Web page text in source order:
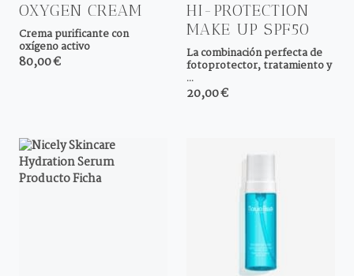
OXYGEN CREAM
Crema purificante con
oxígeno activo
80,00 €
HI-PROTECTION
MAKE UP SPF50
La combinación perfecta de
fotoprotector, tratamiento y
...
20,00 €